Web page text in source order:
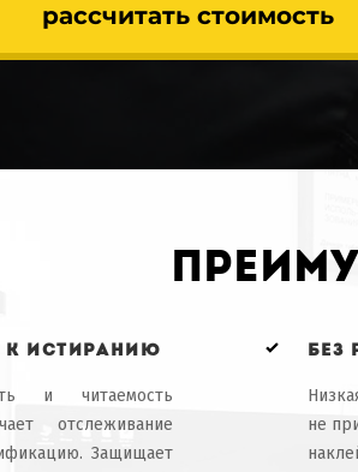
рассчитать стоимость
к истиранию
и читаемость
отслеживание
Защищает
без
не